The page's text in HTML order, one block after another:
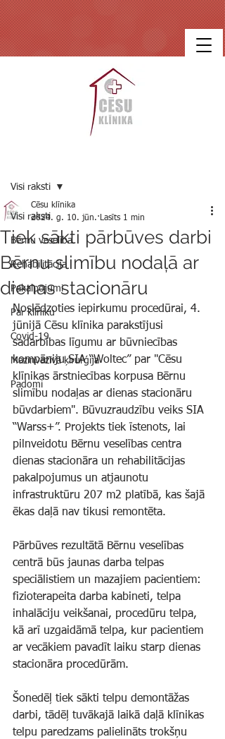
Visi raksti
Bērnu veselība
Rehabilitācija
Pakalpojumi
Par klīniku
Covid-19
Mazinvazīvā ķirurģija
Padomi
Visi raksti
Tiek sākti pārbūves darbi
Bērnu slimību nodaļā ar
dienas stacionāru
Cēsu klīnika
2024. g. 10. jūn. Lasīts 1 min
Noslēdzoties iepirkumu procedūrai, 4.
jūnijā Cēsu klīnika parakstījusi
sadarbības līgumu ar būvniecības
kompāniju SIA “Woltec” par "Cēsu
klīnikas ārstniecības korpusa Bērnu
slimību nodaļas ar dienas stacionāru
būvdarbiem". Būvuzraudzību veiks SIA
“Warss+”. Projekts tiek īstenots, lai
pilnveidotu Bērnu veselības centra
dienas stacionāra un rehabilitācijas
pakalpojumus un atjaunotu
infrastruktūru 207 m2 platībā, kas šajā
ēkas daļā nav tikusi remontēta.
Pārbūves rezultātā Bērnu veselības
centrā būs jaunas darba telpas
speciālistiem un mazajiem pacientiem:
fizioterapeita darba kabineti, telpa
inhalāciju veikšanai, procedūru telpa,
kā arī uzgaidāmā telpa, kur pacientiem
ar vecākiem pavadīt laiku starp dienas
stacionāra procedūrām.
Šonedēļ tiek sākti telpu demontāžas
darbi, tādēļ tuvākajā laikā daļā klīnikas
telpu paredzams palielināts trokšņu